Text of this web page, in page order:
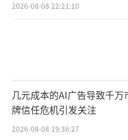
2026-08-08 22:21:10
几元成本的AI广告导致千万
牌信任危机引发关注
2026-08-08 19:36:27